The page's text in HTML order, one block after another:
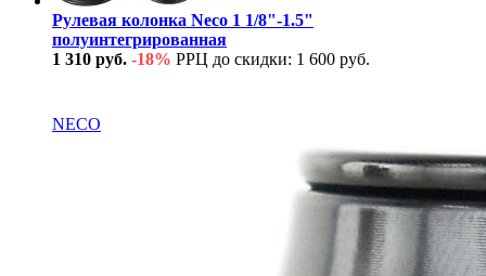
Рулевая колонка Neco 1 1/8"-1.5"
полуинтегрированная
1 310 руб. -18% РРЦ до скидки: 1 600 руб.
NECO